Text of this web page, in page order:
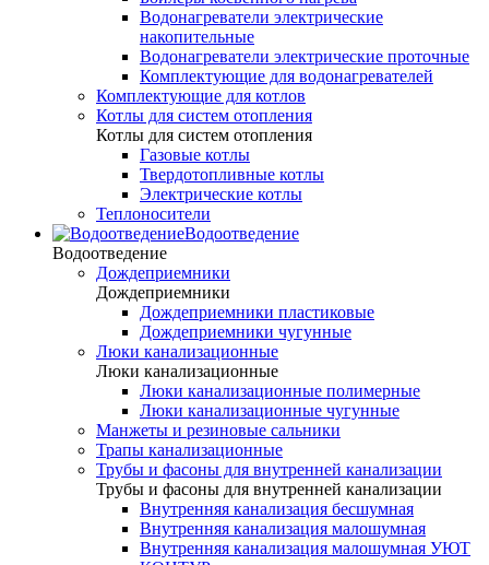
Водонагреватели электрические
накопительные
Водонагреватели электрические проточные
Комплектующие для водонагревателей
Комплектующие для котлов
Котлы для систем отопления
Котлы для систем отопления
Газовые котлы
Твердотопливные котлы
Электрические котлы
Теплоносители
Водоотведение
Водоотведение
Дождеприемники
Дождеприемники
Дождеприемники пластиковые
Дождеприемники чугунные
Люки канализационные
Люки канализационные
Люки канализационные полимерные
Люки канализационные чугунные
Манжеты и резиновые сальники
Трапы канализационные
Трубы и фасоны для внутренней канализации
Трубы и фасоны для внутренней канализации
Внутренняя канализация бесшумная
Внутренняя канализация малошумная
Внутренняя канализация малошумная УЮТ